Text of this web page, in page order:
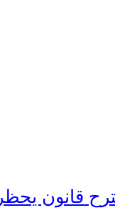
قانون